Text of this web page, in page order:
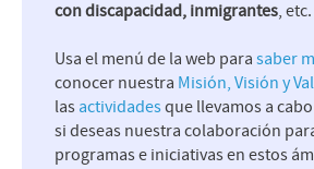
con discapacidad, inmigrantes, etc.
Usa el menú de la web para saber
conocer nuestra Misión, Visión y
las actividadesque llevamos a
si deseas nuestra colaboración
programas e iniciativas en estos